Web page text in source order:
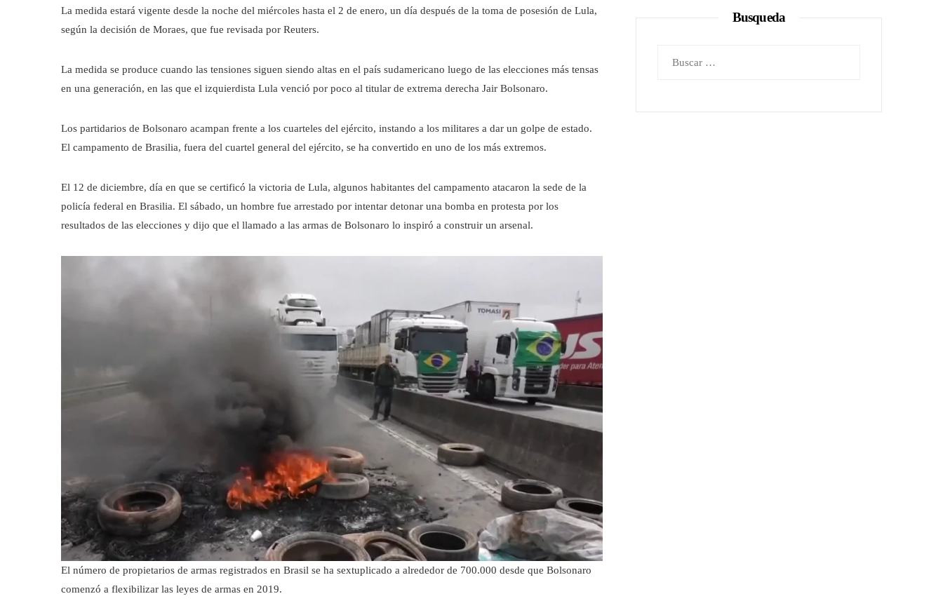
La medida estará vigente desde la noche del miércoles hasta el 2 de enero, un día después de la toma de posesión de Lula,
según la decisión de Moraes, que fue revisada por Reuters.
La medida se produce cuando las tensiones siguen siendo altas en el país sudamericano luego de las elecciones más tensas
en una generación, en las que el izquierdista Lula venció por poco al titular de extrema derecha Jair Bolsonaro.
Los partidarios de Bolsonaro acampan frente a los cuarteles del ejército, instando a los militares a dar un golpe de estado.
El campamento de Brasilia, fuera del cuartel general del ejército, se ha convertido en uno de los más extremos.
El 12 de diciembre, día en que se certificó la victoria de Lula, algunos habitantes del campamento atacaron la sede de la
policía federal en Brasilia. El sábado, un hombre fue arrestado por intentar detonar una bomba en protesta por los
resultados de las elecciones y dijo que el llamado a las armas de Bolsonaro lo inspiró a construir un arsenal.
El número de propietarios de armas registrados en Brasil se ha sextuplicado a alrededor de 700.000 desde que Bolsonaro
comenzó a flexibilizar las leyes de armas en 2019.
Busqueda